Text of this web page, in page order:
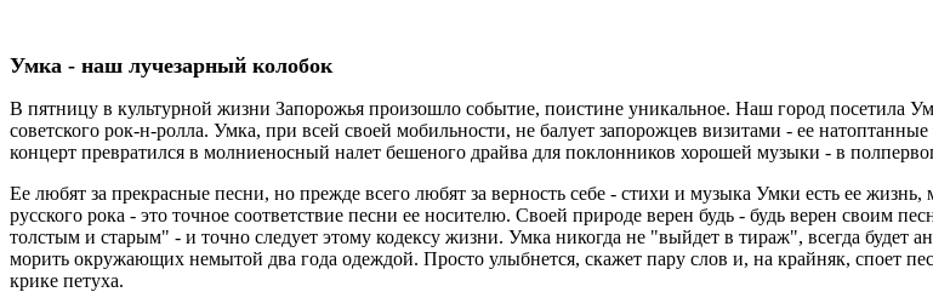
Умка - наш лучезарный колобок
В пятницу в культурной жизни Запорожья произошло событие, поистине уникальное. Наш город посетила
советского рок-н-ролла. Умка, при всей своей мобильности, не балует запорожцев визитами - ее
концерт превратился в молниеносный налет бешеного драйва для поклонников хорошей музыки - в
Ее любят за прекрасные песни, но прежде всего любят за верность себе - стихи и музыка Умки есть ее
русского рока - это точное соответствие песни ее носителю. Своей природе верен будь - будь верен своим
толстым и старым" - и точно следует этому кодексу жизни. Умка никогда не "выйдет в тираж", всегда будет
морить окружающих немытой два года одеждой. Просто улыбнется, скажет пару слов и, на крайняк, споет
крике петуха.